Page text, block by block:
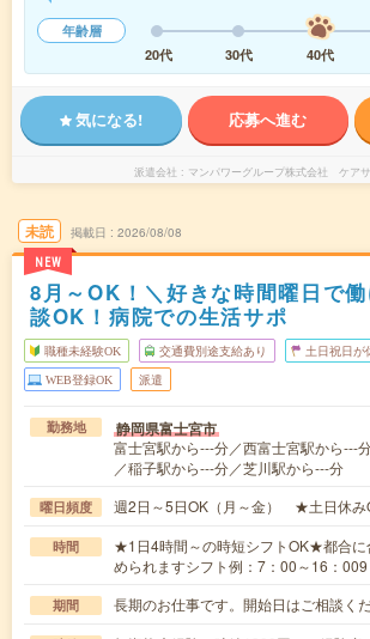
年齢層
20代
30代 40代
気になる! 応募へ進む
派遣会社 マンパワーグループ株式会社 ケア
未読
NEW
掲載日 2026/08/08
8月～OK！＼好きな時間曜日で
談OK！病院での生活サポ
職種未経験OK 交通費別途支給あり 土日祝日が
WEB登録OK 派遣
勤務地 静岡県富士宮市
富士宮駅から---分／西富士宮駅から---
／稲子駅から---分／芝川駅から---分
曜日頻度 週2日～5日OK（月～金） ★土日休み
時間
★1日4時間～の時短シフトOK★都合に
められますシフト例：7：00～16：
期間 長期のお仕事です。開始日はご相談